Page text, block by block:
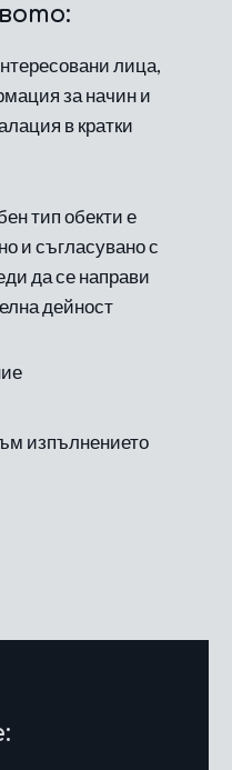
лица,
за начин и
в кратки
тип обекти е
и съгласувано с
да се направи
дейност
изпълнението